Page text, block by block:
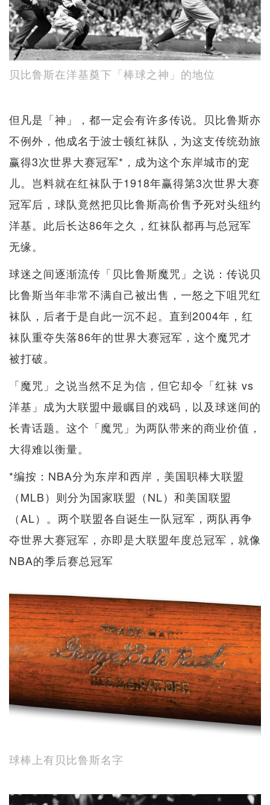
贝比鲁斯在洋基奠下「棒球之神」的地位
但凡是「神」，都一定会有许多传说。贝比鲁斯亦
不例外，他成名于波士顿红袜队，为这支传统劲旅
赢得3次世界大赛冠军*，成为这个东岸城市的宠
儿。岂料就在红袜队于1918年赢得第3次世界大赛
冠军后，球队竟然把贝比鲁斯高价售予死对头纽约
洋基。此后长达86年之久，红袜队都再与总冠军
无缘。
球迷之间逐渐流传「贝比鲁斯魔咒」之说：传说贝
比鲁斯当年非常不满自己被出售，一怒之下咀咒红
袜队，后者于是自此一沉不起。直到2004年，红
袜队重夺失落86年的世界大赛冠军，这个魔咒才
被打破。
「魔咒」之说当然不足为信，但它却令「红袜 vs
洋基」成为大联盟中最瞩目的戏码，以及球迷间的
长青话题。这个「魔咒」为两队带来的商业价值，
大得难以衡量。
*编按：NBA分为东岸和西岸，美国职棒大联盟
（MLB）则分为国家联盟（NL）和美国联盟
（AL）。两个联盟各自诞生一队冠军，两队再争
夺世界大赛冠军，亦即是大联盟年度总冠军，就像
NBA的季后赛总冠军
球棒上有贝比鲁斯名字